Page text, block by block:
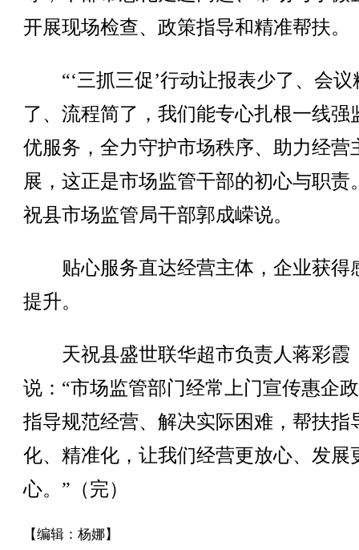
开展现场检查、政策指导和精准帮扶。
“‘三抓三促’行动让报表少了、会议
了、流程简了，我们能专心扎根一线强
优服务，全力守护市场秩序、助力经营
展，这正是市场监管干部的初心与职责
祝县市场监管局干部郭成嵘说。
贴心服务直达经营主体，企业获得
提升。
天祝县盛世联华超市负责人蒋彩霞
说：“市场监管部门经常上门宣传惠企
指导规范经营、解决实际困难，帮扶指
化、精准化，让我们经营更放心、发展
心。”（完）
【编辑：杨娜】